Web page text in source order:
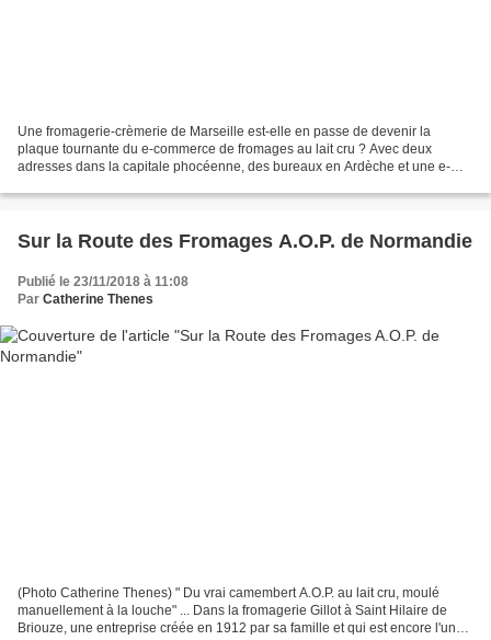
Une fromagerie-crèmerie de Marseille est-elle en passe de devenir la
plaque tournante du e-commerce de fromages au lait cru ? Avec deux
adresses dans la capitale phocéenne, des bureaux en Ardèche et une e-
Sur la Route des Fromages A.O.P. de Normandie
Publié le 23/11/2018 à 11:08
Par Catherine Thenes
(Photo Catherine Thenes) " Du vrai camembert A.O.P. au lait cru, moulé
manuellement à la louche" ... Dans la fromagerie Gillot à Saint Hilaire de
Briouze, une entreprise créée en 1912 par sa famille et qui est encore l'une